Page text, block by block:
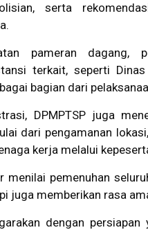
serta
pameran dagang,
terkait, seperti
bagian dari
DPMPTSP juga
dari pengamanan
kerja melalui
menilai pemenuhan
juga memberikan rasa
dengan